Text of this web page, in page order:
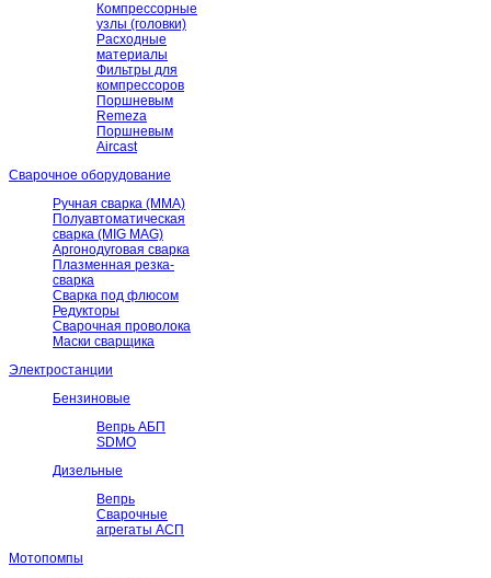
Компрессорные
узлы (головки)
Расходные
материалы
Фильтры для
компрессоров
Поршневым
Remeza
Поршневым
Aircast
Сварочное оборудование
Ручная сварка (ММА)
Полуавтоматическая
сварка (MIG MAG)
Аргонодуговая сварка
Плазменная резка-
сварка
Сварка под флюсом
Редукторы
Сварочная проволока
Маски сварщика
Электростанции
Бензиновые
Вепрь АБП
SDMO
Дизельные
Вепрь
Сварочные
агрегаты АСП
Мотопомпы